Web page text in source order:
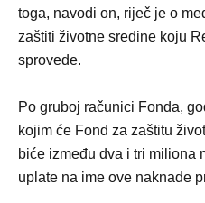
toga, navodi on, riječ je o
zaštiti životne sredine koju
sprovede.
Po gruboj računici Fonda,
kojim će Fond za zaštitu
biće između dva i tri miliona
uplate na ime ove naknade